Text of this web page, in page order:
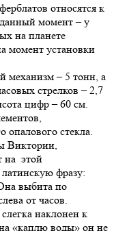
относятся к
момент – у
на планете
момент установки
механизм – 5 тонн, а
стрелков – 2,7
цифр – 60 см.
стекла.
Виктории,
на этой
фразу:
выбита по
от часов.
наклонен к
на «каплю воды» он не